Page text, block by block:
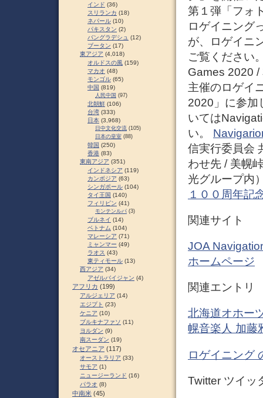
第１弾「フォ
ロゲイニング
が、ロゲイニ
ご覧ください
Games 2020 /
主催のロゲイ
2020」に参加
いては
い。
信実行委員会
わせ先 / 美幌
光グループ内
１００周年記
関連サイト
JOA
ホームページ
関連エントリ
北海道オホー
幌音楽人 加藤
ロゲイニング
Twitter ツイッ
インド (36)
スリランカ (18)
ネパール (10)
パキスタン (2)
バングラデシュ (12)
ブータン (17)
東アジア (4,018)
オルドスの風 (159)
マカオ (48)
モンゴル (65)
中国 (819)
人民中国 (97)
北朝鮮 (106)
台湾 (333)
日本 (3,968)
日中文化交流 (105)
日本の皇室 (88)
韓国 (250)
香港 (83)
東南アジア (351)
インドネシア (119)
カンボジア (63)
シンガポール (104)
タイ王国 (140)
フィリピン (41)
モンテンルパ (3)
ブルネイ (14)
ベトナム (104)
マレーシア (71)
ミャンマー (49)
ラオス (43)
東ティモール (13)
西アジア (34)
アゼルバイジャン (4)
アフリカ (199)
アルジェリア (14)
エジプト (23)
ケニア (10)
ブルキナファソ (11)
ヨルダン (9)
南スーダン (19)
オセアニア (117)
オーストラリア (33)
サモア (1)
ニュージーランド (16)
パラオ (8)
中南米 (45)